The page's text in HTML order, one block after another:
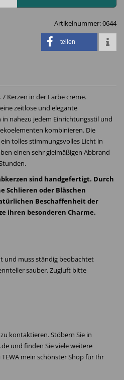
Artikelnummer:0644
teilen
Kerzen in der Farbe creme.
zeitlose und elegante
in nahezu jedem Einrichtungsstil und
kombinieren. Die
tolles stimmungsvolles Licht in
einen sehr gleimäßigen Abbrand
sind handgefertigt. Durch
Schlieren oder Bläschen
Beschaffenheit der
ihren besonderen Charme.
und muss ständig beobachtet
sauber. Zugluft bitte
kontaktieren. Stöbern Sie in
und finden Sie viele weitere
mein schönster Shop für Ihr